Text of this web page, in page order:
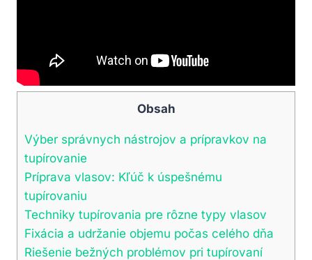
Obsah
Výber správnych nástrojov a prípravkov na
tupírovanie
Príprava vlasov: Kľúč k úspešnému
tupírovaniu
Techniky tupírovania pre rôzne typy vlasov
Fixácia a udržanie objemu počas celého dňa
Riešenie bežných problémov pri tupírovaní